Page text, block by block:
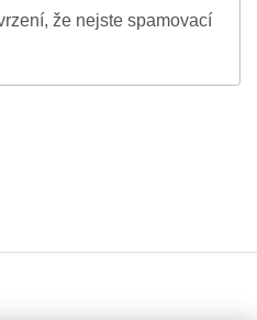
že nejste spamovací